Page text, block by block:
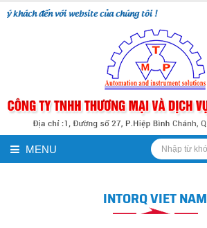
khách đến với website của chúng tôi !
MENU
INTORQ VIET NAM